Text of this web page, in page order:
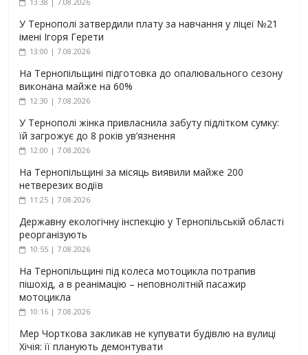
У Тернополі затвердили плату за навчання у ліцеї №21
імені Ігоря Герети
13:00 | 7.08.2026
На Тернопільщині підготовка до опалювального сезону
виконана майже на 60%
12:30 | 7.08.2026
У Тернополі жінка привласнила забуту підлітком сумку:
їй загрожує до 8 років ув’язнення
12:00 | 7.08.2026
На Тернопільщині за місяць виявили майже 200
нетверезих водіїв
11:25 | 7.08.2026
Державну екологічну інспекцію у Тернопільській області
реорганізують
10:55 | 7.08.2026
На Тернопільщині під колеса мотоцикла потрапив
пішохід, а в реанімацію – неповнолітній пасажир
мотоцикла
10:16 | 7.08.2026
Мер Чорткова закликав не купувати будівлю на вулиці
Хічія: її планують демонтувати